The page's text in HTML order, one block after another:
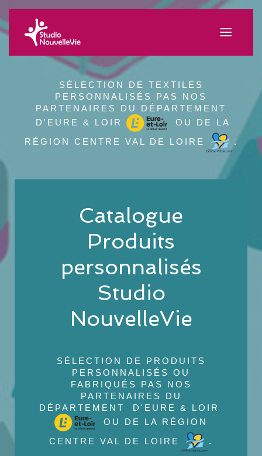
SÉLECTION DE TEXTILES
PERSONNALISÉS PAS NOS
PARTENAIRES DU DÉPARTEMENT
D'EURE & LOIR
OU DE LA
RÉGION CENTRE VAL DE LOIRE
.
Catalogue
Produits
personnalisés
Studio
NouvelleVie
SÉLECTION DE PRODUITS
PERSONNALISÉS OU
FABRIQUÉS PAS NOS
PARTENAIRES DU
DÉPARTEMENT D'EURE & LOIR
OU DE LA RÉGION
CENTRE VAL DE LOIRE
.